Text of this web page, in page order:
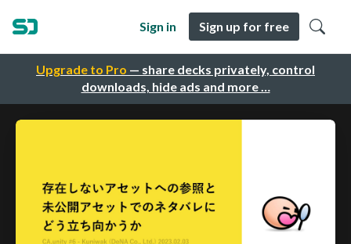
Upgrade to Pro — share decks privately, control
downloads, hide ads and more …
Sign in Sign up for free